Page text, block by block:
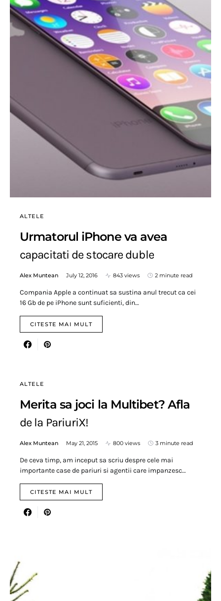
ALTELE
Urmatorul iPhone va avea
capacitati de stocare duble
Alex Muntean July 12, 2016 843 views 2 minute read
Compania Apple a continuat sa sustina anul trecut ca cei
16 Gb de pe iPhone sunt suficienti, din…
CITESTE MAI MULT
ALTELE
Merita sa joci la Multibet? Afla
de la PariuriX!
Alex Muntean May 21, 2015 800 views 3 minute read
De ceva timp, am inceput sa scriu despre cele mai
importante case de pariuri si agentii care impanzesc…
CITESTE MAI MULT